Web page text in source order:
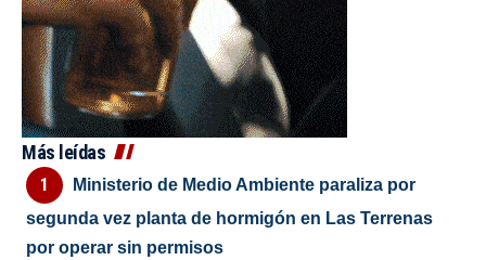
Más leídas
Ministerio de Medio Ambiente paraliza por
segunda vez planta de hormigón en Las Terrenas
por operar sin permisos